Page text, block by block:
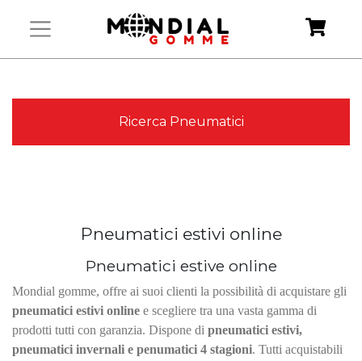
Ricerca Pneumatici
Pneumatici estivi online
Pneumatici estive online
Mondial gomme, offre ai suoi clienti la possibilità di acquistare gli
pneumatici estivi online e scegliere tra una vasta gamma di
prodotti tutti con garanzia. Dispone di pneumatici estivi,
pneumatici invernali e penumatici 4 stagioni. Tutti acquistabili